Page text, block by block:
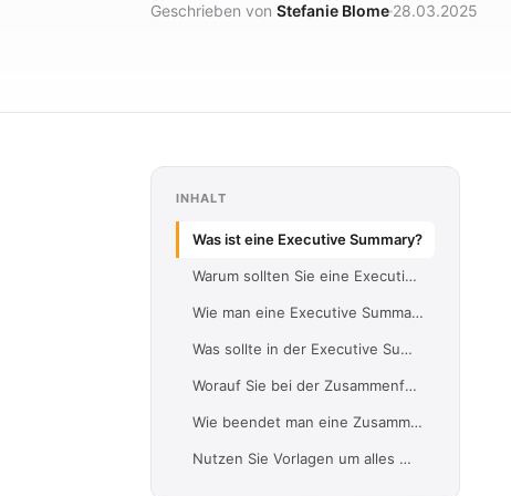
Geschrieben von Stefanie Blome 28.03.2025
INHALT
Was ist eine Executive Summary?
Warum sollten Sie eine Executive Summary schreiben?
Wie man eine Executive Summary schreibt
Was sollte in der Executive Summary enthalten sein?
Worauf Sie bei der Zusammenfassung achten sollten:
Wie beendet man eine Zusammenfassung?
Nutzen Sie Vorlagen um alles Wichtige in der Executive Summary aufzuführen